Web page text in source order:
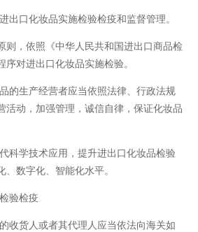
出口化妆品实施检验检疫和监督管理。
则，依照《中华人民共和国进出口商品检
对进出口化妆品实施检验。
的生产经营者应当依照法律、行政法规
活动，加强管理，诚信自律，保证化妆品
科学技术应用，提升进出口化妆品检验
数字化、智能化水平。
验检疫
收货人或者其代理人应当依法向海关如